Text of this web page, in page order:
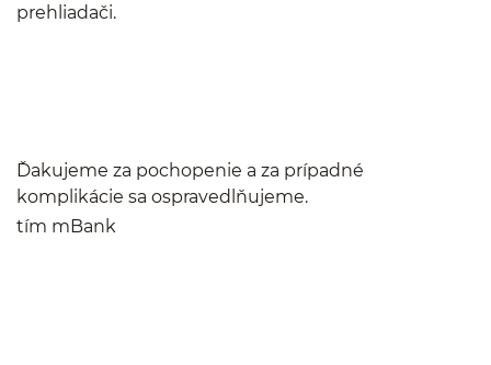
prehliadači.
Ďakujeme za pochopenie a za prípadné
komplikácie sa ospravedlňujeme.
tím mBank